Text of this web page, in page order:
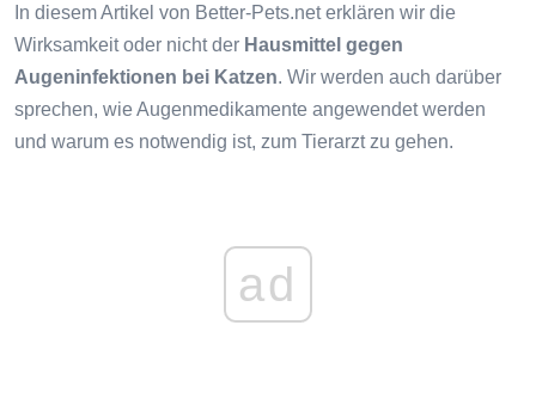
In diesem Artikel von Better-Pets.net erklären wir die
Wirksamkeit oder nicht der Hausmittel gegen
Augeninfektionen bei Katzen. Wir werden auch darüber
sprechen, wie Augenmedikamente angewendet werden
und warum es notwendig ist, zum Tierarzt zu gehen.
ad